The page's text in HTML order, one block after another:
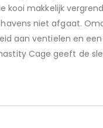
makkelijk
niet afgaat.
aan ventielen en
Cage geeft de